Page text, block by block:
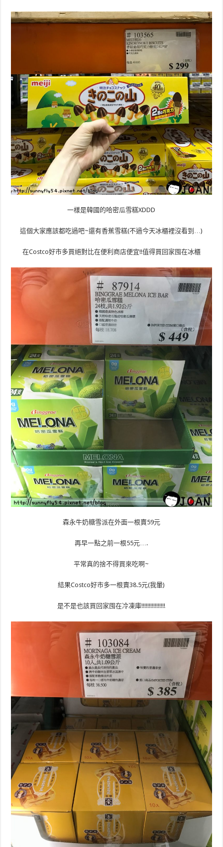
一樣是韓國的哈密瓜雪糕XDDD
這個大家應該都吃過吧~還有香蕉雪糕(不過今天冰櫃裡沒看到…)
在Costco好市多買絕對比在便利商店便宜!!值得買回家囤在冰櫃
森永牛奶糖雪派在外面一根賣59元
再早一點之前一根55元….
平常真的捨不得買來吃啊~
結果Costco好市多一根賣38.5元(我暈)
是不是也該買回家囤在冷凍庫!!!!!!!!!!!!!!!!